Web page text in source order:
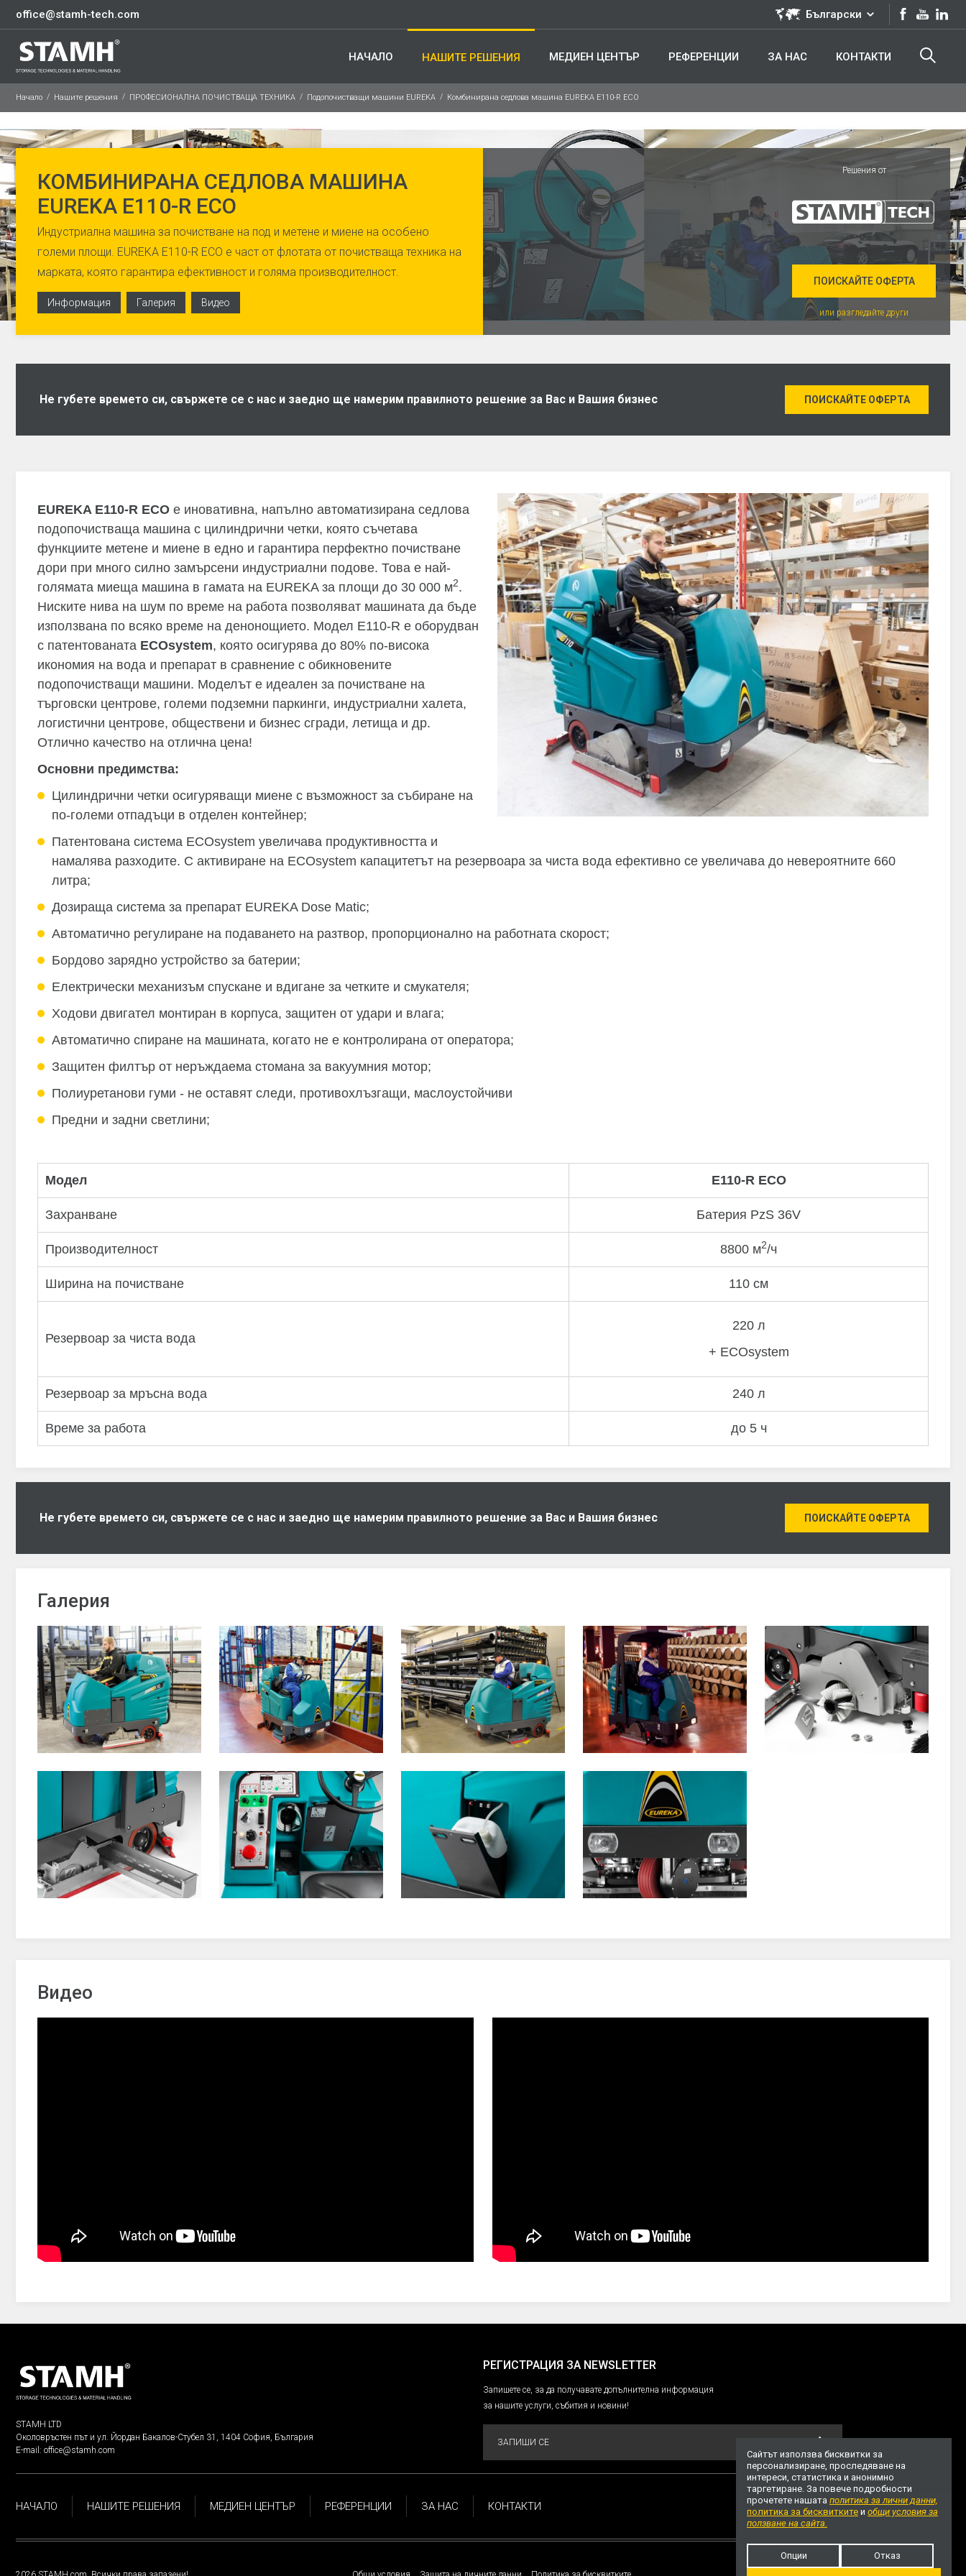
office@stamh-tech.com Български
НАЧАЛО НАШИТЕ РЕШЕНИЯ МЕДИЕН ЦЕНТЪР РЕФЕРЕНЦИИ ЗА НАС КОНТАКТИ
Начало Нашите решения ПРОФЕСИОНАЛНА ПОЧИСТВАЩА ТЕХНИКА Подопочистващи машини EUREKA Комбинирана седлова машина EUREKA E110-R ECO
КОМБИНИРАНА СЕДЛОВА МАШИНА
EUREKA E110-R ECO
Индустриална машина за почистване на под и метене и миене на особено
големи площи. EUREKA E110-R ECO е част от флотата от почистваща техника на
марката, която гарантира ефективност и голяма производителност.
Информация Галерия Видео
Решения от
ПОИСКАЙТЕ ОФЕРТА
или разгледайте други
Не губете времето си, свържете се с нас и заедно ще намерим правилното решение за Вас и Вашия бизнес ПОИСКАЙТЕ ОФЕРТА
EUREKA E110-R ECO е иновативна, напълно автоматизирана седлова
подопочистваща машина с цилиндрични четки, която съчетава
функциите метене и миене в едно и гарантира перфектно почистване
дори при много силно замърсени индустриални подове. Това е най-
голямата миеща машина в гамата на EUREKA за площи до 30 000 м2.
Ниските нива на шум по време на работа позволяват машината да бъде
използвана по всяко време на денонощието. Модел E110-R e оборудван
с патентованата ECOsystem, която осигурява до 80% по-висока
икономия на вода и препарат в сравнение с обикновените
подопочистващи машини. Моделът е идеалeн за почистване на
търговски центрове, големи подземни паркинги, индустриални халета,
логистични центрове, обществени и бизнес сгради, летища и др.
Отлично качество на отлична цена!
Основни предимства:
Цилиндрични четки осигуряващи миене с възможност за събиране на
по-големи отпадъци в отделен контейнер;
Патентована система ECOsystem увеличава продуктивността и
намалява разходите. С активиране на ECOsystem капацитетът на резервоара за чиста вода ефективно се увеличава до невероятните 660
литрa;
Дозираща система за препарат EUREKA Dose Matic;
Автоматично регулиране на подаването на разтвор, пропорционално на работната скорост;
Бордово зарядно устройство за батерии;
Електрически механизъм спускане и вдигане за четките и смукателя;
Ходови двигател монтиран в корпуса, защитен от удари и влага;
Автоматично спиране на машината, когато не е контролирана от оператора;
Защитен филтър от неръждаема стомана за вакуумния мотор;
Полиуретанови гуми - не оставят следи, противохлъзгащи, маслоустойчиви
Предни и задни светлини;
Модел Е110-R ECO
Захранване Батерия PzS 36V
Производителност 8800 м2/ч
Ширина на почистване 110 см
Резервоар за чиста вода
220 л
+ ECOsystem
Резервоар за мръсна вода 240 л
Време за работа до 5 ч
Не губете времето си, свържете се с нас и заедно ще намерим правилното решение за Вас и Вашия бизнес ПОИСКАЙТЕ ОФЕРТА
Галерия
Видео
STAMH LTD
Околовръстен път и ул. Йордан Бакалов-Стубел 31, 1404 София, България
E-mail: office@stamh.com
РЕГИСТРАЦИЯ ЗА NEWSLETTER
Запишете се, за да получавате допълнителнa информация
за нашите услуги, събития и новини!
ЗАПИШИ СЕ
НАЧАЛО НАШИТЕ РЕШЕНИЯ МЕДИЕН ЦЕНТЪР РЕФЕРЕНЦИИ ЗА НАС КОНТАКТИ
НАГОРЕ
Сайтът използва бисквитки за
персонализиране, проследяване на
интереси, статистика и анонимно
таргетиране. За повече подробности
прочетете нашата политика за лични данни,
политика за бисквитките и общи условия за
ползване на сайта.
Опции Отказ